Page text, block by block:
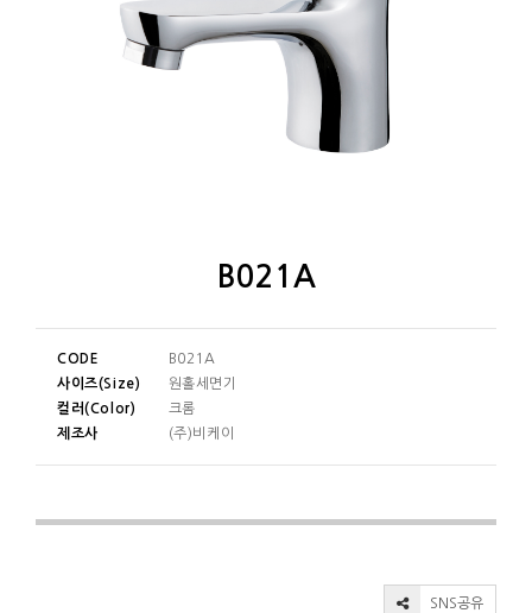
B021A
CODE
B021A
사이즈(Size)
원홀세면기
컬러(Color)
크롬
제조사
(주)비케이
SNS공유